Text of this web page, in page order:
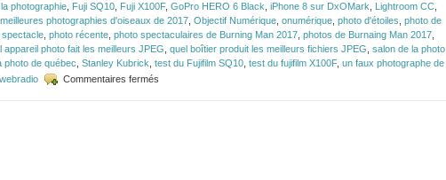
photographie Fuji SQ10 Fuji X100F, GoPro HERO 6 Black iPhone 8 sur DxOMark Lightroom CC
meilleures photographies d'oiseaux de 2017 Objectif Numérique onumérique photo d'étoiles photo de
spectacle photo récente photo spectaculaires de Burning Man 2017 photos de Burnaing Man 2017
appareil photo fait les meilleurs JPEG quel boîtier produit les meilleurs fichiers JPEG salon de la photo
photo de québec Stanley Kubrick test du Fujifilm SQ10 test du fujifilm X100F, un faux photographe de
webradio Commentaires fermés
#114